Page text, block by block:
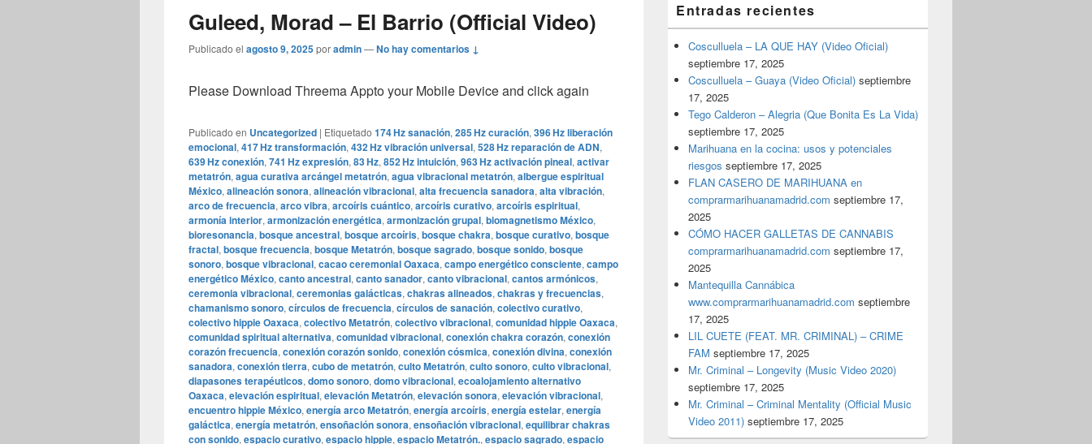
Guleed, Morad – El Barrio (Official Video)
Publicado el agosto 9, 2025poradmin—No hay comentarios ↓
Please Download Threema Appto your Mobile Device and click again
Publicado en Uncategorized | Etiquetado 174 Hz sanación, 285 Hz curación, 396 Hz liberación
emocional, 417 Hz transformación, 432 Hz vibración universal, 528 Hz reparación de ADN,
639 Hz conexión, 741 Hz expresión, 83 Hz, 852 Hz intuición, 963 Hz activación pineal, activar
metatrón, agua curativa arcángel metatrón, agua vibracional metatrón, albergue espiritual
México, alineación sonora, alineación vibracional, alta frecuencia sanadora, alta vibración,
arco de frecuencia, arco vibra, arcoíris cuántico, arcoíris curativo, arcoíris espiritual,
armonía interior, armonización energética, armonización grupal, biomagnetismo México,
bioresonancia, bosque ancestral, bosque arcoíris, bosque chakra, bosque curativo, bosque
fractal, bosque frecuencia, bosque Metatrón, bosque sagrado, bosque sonido, bosque
sonoro, bosque vibracional, cacao ceremonial Oaxaca, campo energético consciente, campo
energético México, canto ancestral, canto sanador, canto vibracional, cantos armónicos,
ceremonia vibracional, ceremonias galácticas, chakras alineados, chakras y frecuencias,
chamanismo sonoro, círculos de frecuencia, círculos de sanación, colectivo curativo,
colectivo hippie Oaxaca, colectivo Metatrón, colectivo vibracional, comunidad hippie Oaxaca,
comunidad spiritual alternativa, comunidad vibracional, conexión chakra corazón, conexión
corazón frecuencia, conexión corazón sonido, conexión cósmica, conexión divina, conexión
sanadora, conexión tierra, cubo de metatrón, culto Metatrón, culto sonoro, culto vibracional,
diapasones terapéuticos, domo sonoro, domo vibracional, ecoalojamiento alternativo
Oaxaca, elevación espiritual, elevación Metatrón, elevación sonora, elevación vibracional,
encuentro hippie México, energía arco Metatrón, energía arcoíris, energía estelar, energía
galáctica, energía metatrón, ensoñación sonora, ensoñación vibracional, equilibrar chakras
con sonido, espacio curativo, espacio hippie, espacio Metatrón., espacio sagrado, espacio
Entradas recientes
Cosculluela – LA QUE HAY (Video Oficial)
septiembre 17, 2025
Cosculluela – Guaya (Video Oficial) septiembre
17, 2025
Tego Calderon – Alegria (Que Bonita Es La Vida)
septiembre 17, 2025
Marihuana en la cocina: usos y potenciales
riesgos septiembre 17, 2025
FLAN CASERO DE MARIHUANA en
comprarmarihuanamadrid.com septiembre 17,
2025
CÓMO HACER GALLETAS DE CANNABIS
comprarmarihuanamadrid.com septiembre 17,
2025
Mantequilla Cannábica
www.comprarmarihuanamadrid.com septiembre
17, 2025
LIL CUETE (FEAT. MR. CRIMINAL) – CRIME
FAM septiembre 17, 2025
Mr. Criminal – Longevity (Music Video 2020)
septiembre 17, 2025
Mr. Criminal – Criminal Mentality (Official Music
Video 2011) septiembre 17, 2025